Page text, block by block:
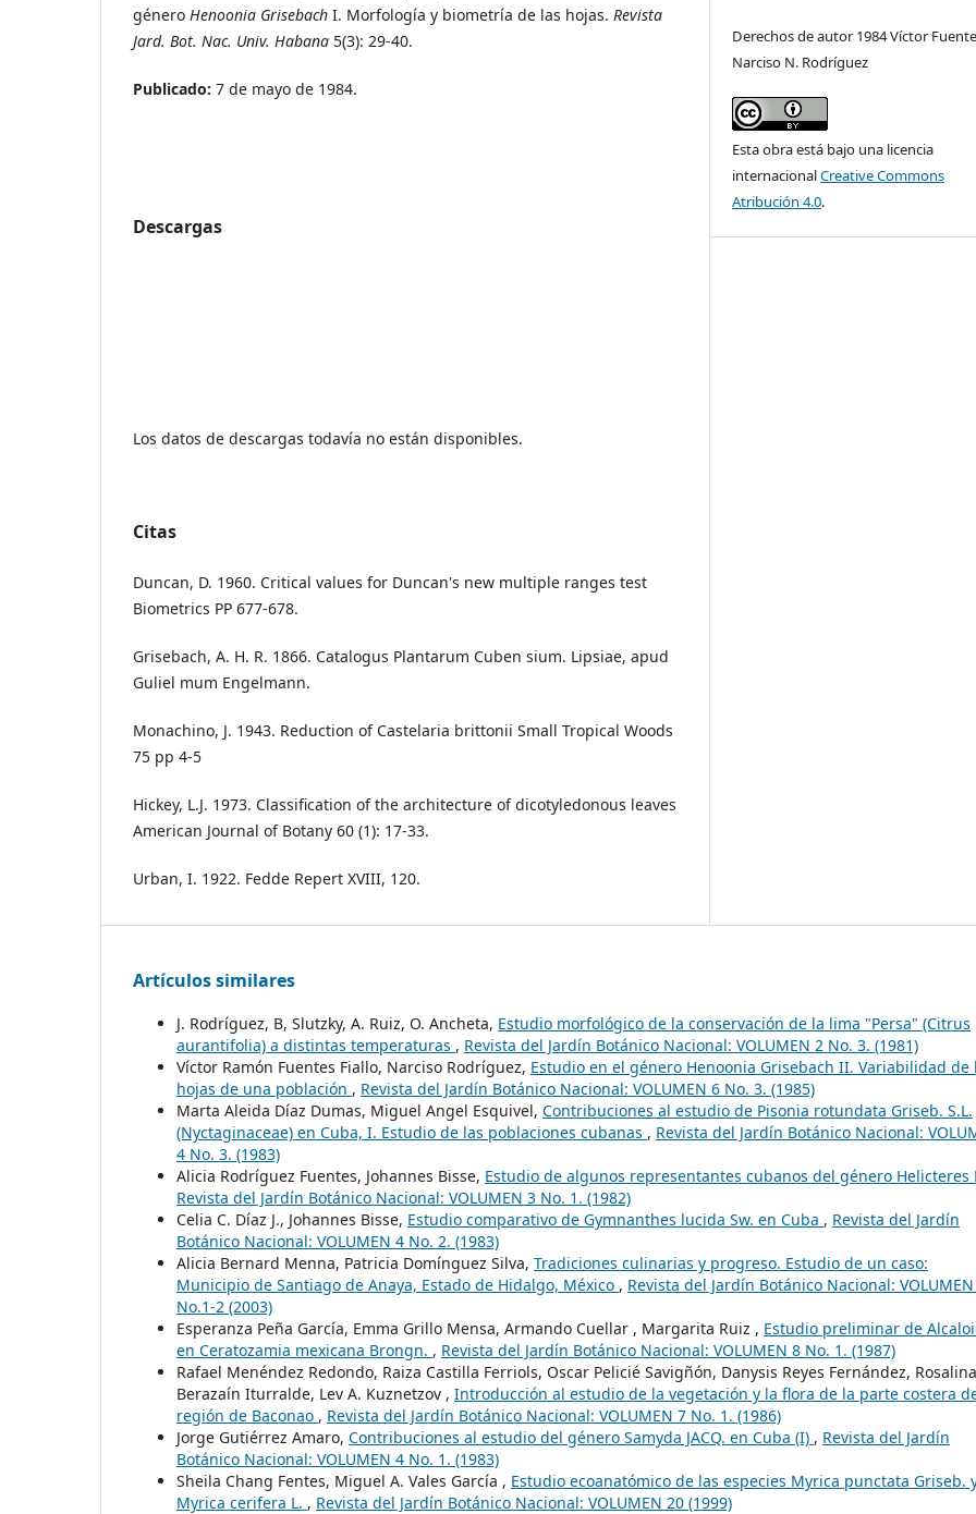
género Henoonia Grisebach I. Morfología y biometría de las hojas. Revista
Jard. Bot. Nac. Univ. Habana 5(3): 29-40.
Publicado: 7 de mayo de 1984.
Descargas
Los datos de descargas todavía no están disponibles.
Citas
Duncan, D. 1960. Critical values for Duncan's new multiple ranges test
Biometrics PP 677-678.
Grisebach, A. H. R. 1866. Catalogus Plantarum Cuben sium. Lipsiae, apud
Guliel mum Engelmann.
Monachino, J. 1943. Reduction of Castelaria brittonii Small Tropical Woods
75 pp 4-5
Hickey, L.J. 1973. Classification of the architecture of dicotyledonous leaves
American Journal of Botany 60 (1): 17-33.
Urban, I. 1922. Fedde Repert XVIII, 120.
Derechos de autor 1984 Víctor
Narciso N. Rodríguez
Esta obra está bajo una licencia
internacionalCreative Commons
Atribución 4.0.
Artículos similares
J. Rodríguez, B, Slutzky, A. Ruiz, O. Ancheta, Estudio morfológico de la conservación de la lima "Persa" (Citrus
aurantifolia) a distintas temperaturas , Revista del Jardín Botánico Nacional: VOLUMEN 2 No. 3. (1981)
Víctor Ramón Fuentes Fiallo, Narciso Rodríguez, Estudio en el género Henoonia Grisebach II. Variabilidad de
hojas de una población , Revista del Jardín Botánico Nacional: VOLUMEN 6 No. 3. (1985)
Marta Aleida Díaz Dumas, Miguel Angel Esquivel, Contribuciones al estudio de Pisonia rotundata Griseb. S.L.
(Nyctaginaceae) en Cuba, I. Estudio de las poblaciones cubanas , Revista del Jardín Botánico Nacional:
4 No. 3. (1983)
Alicia Rodríguez Fuentes, Johannes Bisse, Estudio de algunos representantes cubanos del género Helicteres
Revista del Jardín Botánico Nacional: VOLUMEN 3 No. 1. (1982)
Celia C. Díaz J., Johannes Bisse, Estudio comparativo de Gymnanthes lucida Sw. en Cuba , Revista del Jardín
Botánico Nacional: VOLUMEN 4 No. 2. (1983)
Alicia Bernard Menna, Patricia Domínguez Silva, Tradiciones culinarias y progreso. Estudio de un caso:
Municipio de Santiago de Anaya, Estado de Hidalgo, México , Revista del Jardín Botánico Nacional:
No.1-2 (2003)
Esperanza Peña García, Emma Grillo Mensa, Armando Cuellar , Margarita Ruiz , Estudio preliminar de
en Ceratozamia mexicana Brongn. , Revista del Jardín Botánico Nacional: VOLUMEN 8 No. 1. (1987)
Rafael Menéndez Redondo, Raiza Castilla Ferriols, Oscar Pelicié Savigñón, Danysis Reyes Fernández, Rosalina
Berazaín Iturralde, Lev A. Kuznetzov , Introducción al estudio de la vegetación y la flora de la parte costera
región de Baconao , Revista del Jardín Botánico Nacional: VOLUMEN 7 No. 1. (1986)
Jorge Gutiérrez Amaro, Contribuciones al estudio del género Samyda JACQ. en Cuba (I) , Revista del Jardín
Botánico Nacional: VOLUMEN 4 No. 1. (1983)
Sheila Chang Fentes, Miguel A. Vales García , Estudio ecoanatómico de las especies Myrica punctata Griseb.
Myrica cerifera L. , Revista del Jardín Botánico Nacional: VOLUMEN 20 (1999)